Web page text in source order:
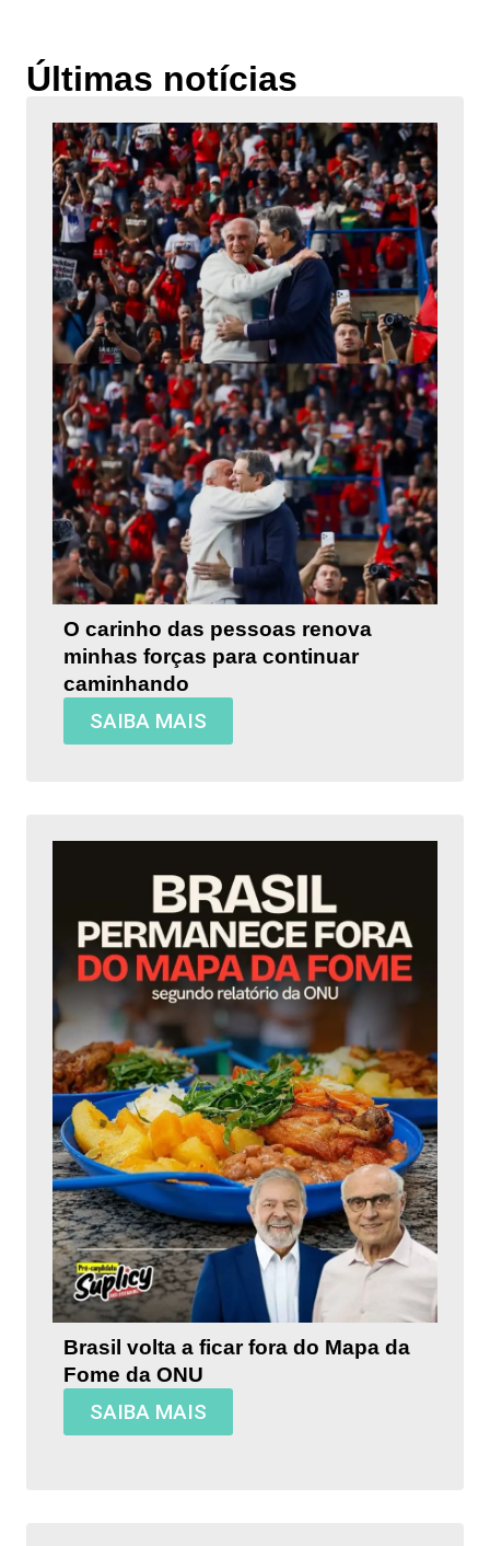
Últimas notícias
O carinho das pessoas renova
minhas forças para continuar
caminhando
SAIBA MAIS
Brasil volta a ficar fora do Mapa da
Fome da ONU
SAIBA MAIS